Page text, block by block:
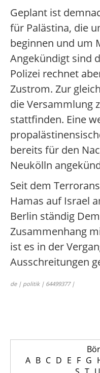
Geplant ist
für Palästina, die
beginnen und um
Angekündigt sind
Polizei rechnet
Zustrom. Zur
die Versammlung
stattfinden. Eine
bereits für den
Neukölln
Seit dem
Hamas auf Israel
Berlin ständig
Zusammenhang
ist es in der
Ausschreitungen
de | politik | 64499377 |
A B C D E F G